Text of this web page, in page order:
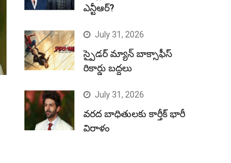
ఎన్టీఆర్?
July 31, 2026
స్పైడర్ మ్యాన్ బాక్సాఫీస్
రికార్డు బద్దలు
July 31, 2026
వరద బాధితులకు కార్తీక్ భారీ
విరాళం